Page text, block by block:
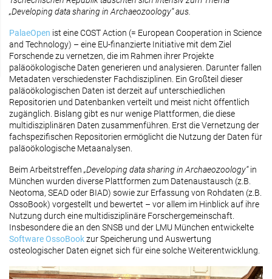
„Developing data sharing in Archaeozoology“ aus.
PalaeOpen ist eine COST Action (= European Cooperation in Science
and Technology) – eine EU-finanzierte Initiative mit dem Ziel
Forschende zu vernetzen, die im Rahmen ihrer Projekte
paläoökologische Daten generieren und analysieren. Darunter fallen
Metadaten verschiedenster Fachdisziplinen. Ein Großteil dieser
paläoökologischen Daten ist derzeit auf unterschiedlichen
Repositorien und Datenbanken verteilt und meist nicht öffentlich
zugänglich. Bislang gibt es nur wenige Plattformen, die diese
multidisziplinären Daten zusammenführen. Erst die Vernetzung der
fachspezifischen Repositorien ermöglicht die Nutzung der Daten für
paläoökologische Metaanalysen.
Beim Arbeitstreffen „Developing data sharing in Archaeozoology“in
München wurden diverse Plattformen zum Datenaustausch (z.B.
Neotoma, SEAD oder BIAD) sowie zur Erfassung von Rohdaten (z.B.
OssoBook) vorgestellt und bewertet – vor allem im Hinblick auf ihre
Nutzung durch eine multidisziplinäre Forschergemeinschaft.
Insbesondere die an den SNSB und der LMU München entwickelte
Software OssoBookzur Speicherung und Auswertung
osteologischer Daten eignet sich für eine solche Weiterentwicklung.